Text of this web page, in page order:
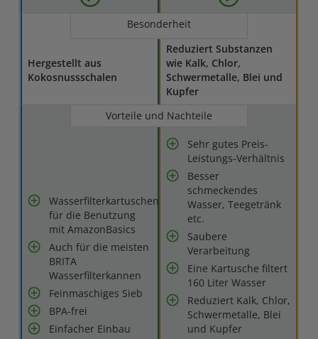
Besonderheit
Hergestellt aus
Kokosnussschalen
Reduziert Substanzen
wie Kalk, Chlor,
Schwermetalle, Blei und
Kupfer
Vorteile und Nachteile
Wasserfilterkartuschen
für die Benutzung
mit AmazonBasics
Auch für die meisten
BRITA
Wasserfilterkannen
Feinmaschiges Sieb
BPA-frei
Einfacher Einbau
Sehr gutes Preis-
Leistungs-Verhältnis
Besser
schmeckendes
Wasser, Teegetränk
etc.
Saubere
Verarbeitung
Eine Kartusche filtert
160 Liter Wasser
Reduziert Kalk, Chlor,
Schwermetalle, Blei
und Kupfer